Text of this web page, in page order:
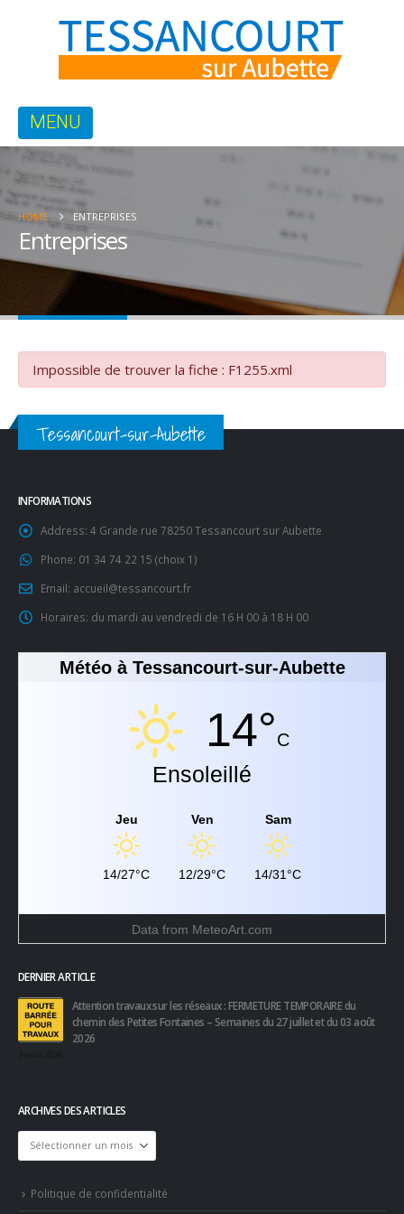
HOME ENTREPRISES
Entreprises
Impossible de trouver la fiche : F1255.xml
Tessancourt-sur-Aubette
INFORMATIONS
Address: 4 Grande rue 78250 Tessancourt sur Aubette
Phone: 01 34 74 22 15 (choix 1)
Email: accueil@tessancourt.fr
Horaires: du mardi au vendredi de 16 H 00 à 18 H 00
Météo à Tessancourt-sur-Aubette
14°C
Ensoleillé
Jeu
14/27°C
Ven
12/29°C
Sam
14/31°C
Data from MeteoArt.com
DERNIER ARTICLE
Attention travaux sur les réseaux : FERMETURE TEMPORAIRE du
chemin des Petites Fontaines – Semaines du 27 juillet et du 03 août
2026
ARCHIVES DES ARTICLES
Archives
des
Politique de confidentialité